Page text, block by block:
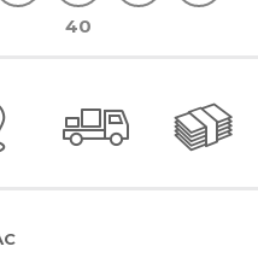
40